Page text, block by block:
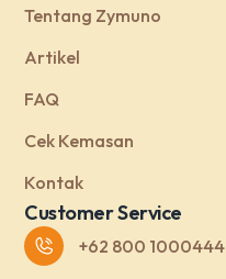
Tentang Zymuno
Artikel
FAQ
Cek Kemasan
Kontak
Customer Service
+62 800 1000444